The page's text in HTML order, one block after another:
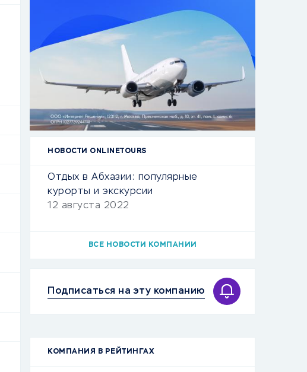
НОВОСТИ ONLINETOURS
Отдых в Абхазии: популярные
курорты и экскурсии
12 августа 2022
ВСЕ НОВОСТИ КОМПАНИИ
Подписаться на эту компанию
КОМПАНИЯ В РЕЙТИНГАХ